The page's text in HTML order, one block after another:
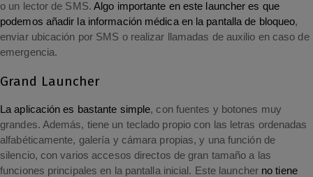
o un lector de SMS. Algo importante en este launcher es que
podemos añadir la información médica en la pantalla de bloqueo,
enviar ubicación por SMS o realizar llamadas de auxilio en caso de
emergencia.
Grand Launcher
La aplicación es bastante simple, con fuentes y botones muy
grandes. Además, tiene un teclado propio con las letras ordenadas
alfabéticamente, galería y cámara propias, y una función de
silencio, con varios accesos directos de gran tamaño a las
funciones principales en la pantalla inicial. Este launcher no tiene